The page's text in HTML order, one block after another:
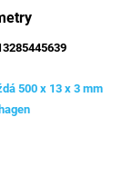
500 x 13 x 3 mm